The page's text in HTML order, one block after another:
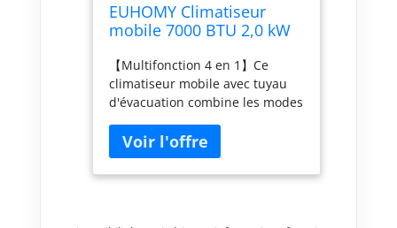
EUHOMY Climatiseur
mobile 7000 BTU 2,0 kW
climatiseur portable
quatre en un,
fonctionnement
silencieux, écran LED,
surface couverte 20 m²,
minuterie 24 heures
【Multifonction 4 en 1】Ce
climatiseur mobile avec tuyau
d'évacuation combine les modes
déshumidification, ventilation et
veille pour offrir un confort tout
au long de l'année. Doté de